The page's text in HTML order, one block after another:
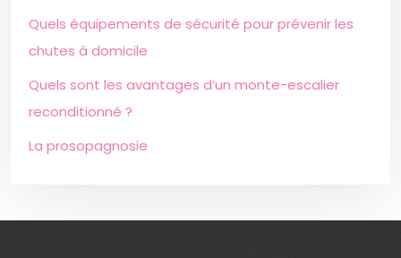
Quels équipements de sécurité pour prévenir les
chutes à domicile
Quels sont les avantages d’un monte-escalier
reconditionné ?
La prosopagnosie